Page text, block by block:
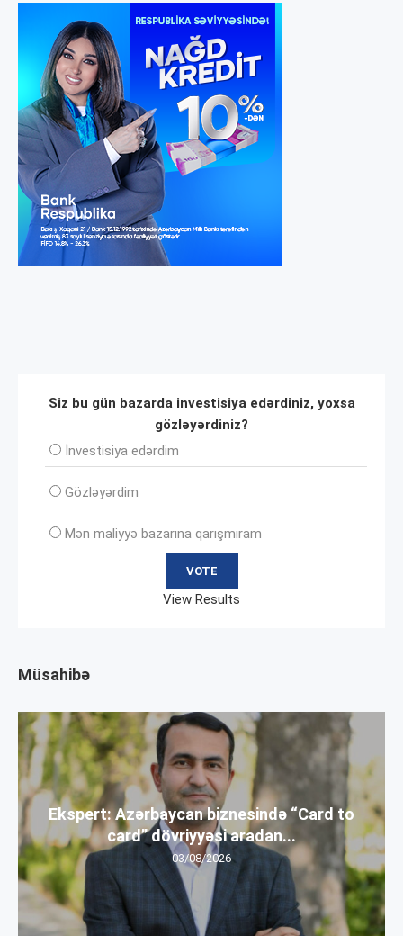
Siz bu gün bazarda investisiya edərdiniz, yoxsa
gözləyərdiniz?
İnvеstisiya edərdim
Gözləyərdim
Mən maliyyə bazarına qarışmıram
View Results
Müsahibə
Ekspert: Azərbaycan biznesində “Card to
card” dövriyyəsi aradan...
03/08/2026